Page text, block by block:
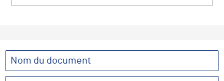
Nom du document